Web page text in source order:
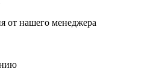
от нашего менеджера